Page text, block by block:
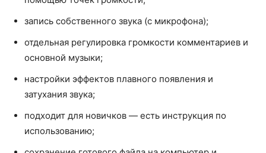
запись собственного звука (с микрофона);
отдельная регулировка громкости комментариев и
основной музыки;
настройки эффектов плавного появления и
затухания звука;
подходит для новичков — есть инструкция по
использованию;